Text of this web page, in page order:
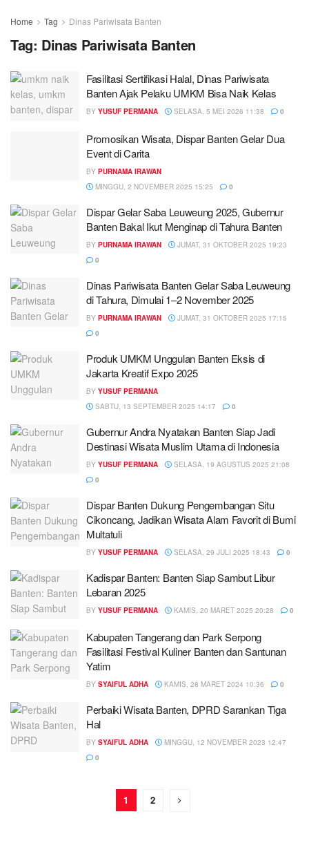
Home Tag Dinas Pariwisata Banten
Tag: Dinas Pariwisata Banten
Fasilitasi Sertifikasi Halal, Dinas Pariwisata
Banten Ajak Pelaku UMKM Bisa Naik Kelas
BY YUSUF PERMANA SELASA, 5 MEI 2026 11:38 0
Promosikan Wisata, Dispar Banten Gelar Dua
Event di Carita
BY PURNAMA IRAWAN
MINGGU, 2 NOVEMBER 2025 15:25
0
Dispar Gelar Saba Leuweung 2025, Gubernur
Banten Bakal Ikut Menginap di Tahura Banten
BY PURNAMA IRAWAN
JUMAT, 31 OKTOBER 2025 19:23
0
Dinas Pariwisata Banten Gelar Saba Leuweung
di Tahura, Dimulai 1–2 November 2025
BY PURNAMA IRAWAN
JUMAT, 31 OKTOBER 2025 17:15
0
Produk UMKM Unggulan Banten Eksis di
Jakarta Kreatif Expo 2025
BY YUSUF PERMANA
SABTU, 13 SEPTEMBER 2025 14:17
0
Gubernur Andra Nyatakan Banten Siap Jadi
Destinasi Wisata Muslim Utama di Indonesia
BY YUSUF PERMANA
SELASA, 19 AGUSTUS 2025 21:08
0
Dispar Banten Dukung Pengembangan Situ
Cikoncang, Jadikan Wisata Alam Favorit di Bumi
Multatuli
BY YUSUF PERMANA SELASA, 29 JULI 2025 18:43 0
Kadispar Banten: Banten Siap Sambut Libur
Lebaran 2025
BY YUSUF PERMANA KAMIS, 20 MARET 2025 20:28 0
Kabupaten Tangerang dan Park Serpong
Fasilitasi Festival Kuliner Banten dan Santunan
Yatim
BY SYAIFUL ADHA KAMIS, 28 MARET 2024 10:36 0
Perbaiki Wisata Banten, DPRD Sarankan Tiga
Hal
BY SYAIFUL ADHA
MINGGU, 12 NOVEMBER 2023 12:47
0
1 2